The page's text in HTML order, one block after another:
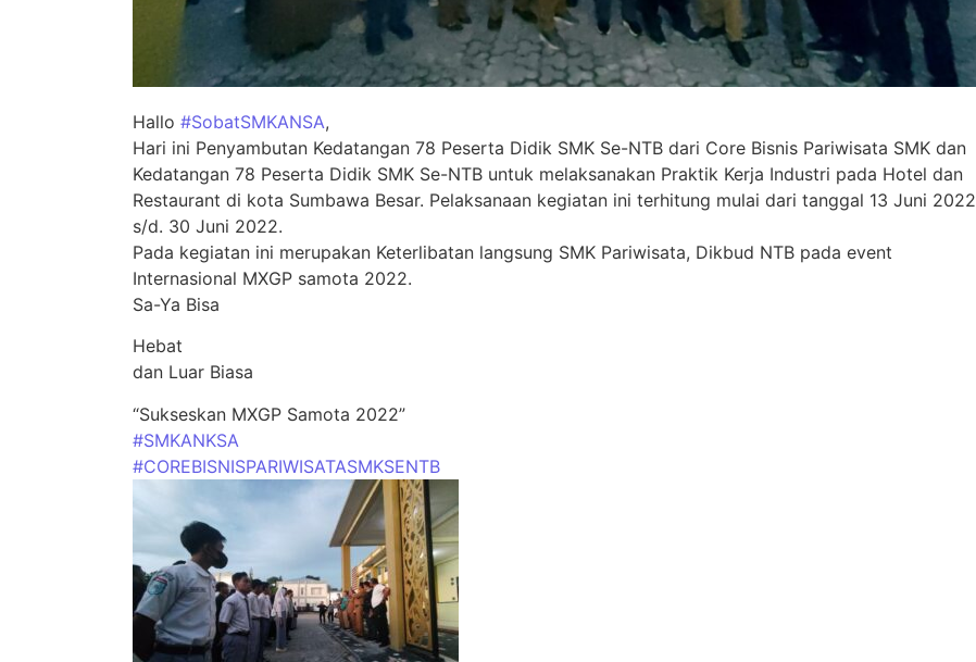
Hallo #SobatSMKANSA,
Hari ini Penyambutan Kedatangan 78 Peserta Didik SMK Se-NTB dari Core Bisnis Pariwisata SMK dan
Kedatangan 78 Peserta Didik SMK Se-NTB untuk melaksanakan Praktik Kerja Industri pada Hotel dan
Restaurant di kota Sumbawa Besar. Pelaksanaan kegiatan ini terhitung mulai dari tanggal 13 Juni 2022
s/d. 30 Juni 2022.
Pada kegiatan ini merupakan Keterlibatan langsung SMK Pariwisata, Dikbud NTB pada event
Internasional MXGP samota 2022.
Sa-Ya Bisa
Hebat
dan Luar Biasa
“Sukseskan MXGP Samota 2022”
#SMKANKSA
#COREBISNISPARIWISATASMKSENTB